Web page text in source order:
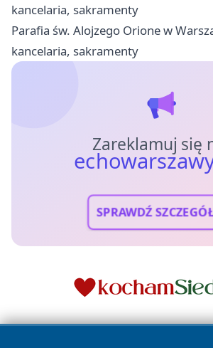
kancelaria, sakramenty
Parafia św. Alojzego Orione w
kancelaria, sakramenty
Zareklamuj się
SPRAWDŹ